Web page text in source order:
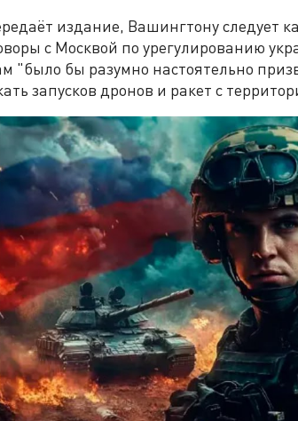
издание, Вашингтону следует
с Москвой по урегулированию
"было бы разумно настоятельно
запусков дронов и ракет с